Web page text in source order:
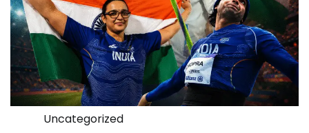
Uncategorized